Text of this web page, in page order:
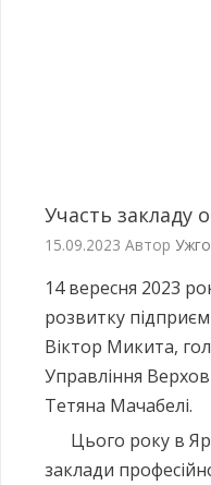
Участь закладу
15.09.2023 Автор
14 вересня 2023
розвитку
Віктор Микита,
Управління
Тетяна Мачабелі.
Цього року в
заклади